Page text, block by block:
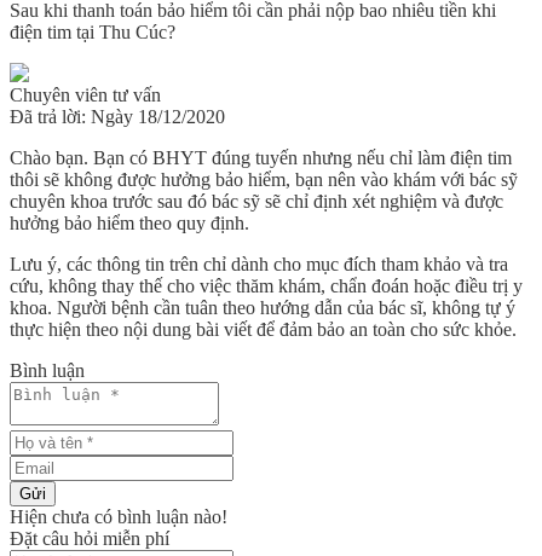
Sau khi thanh toán bảo hiểm tôi cần phải nộp bao nhiêu tiền khi
điện tim tại Thu Cúc?
Chuyên viên tư vấn
Đã trả lời: Ngày 18/12/2020
Chào bạn. Bạn có BHYT đúng tuyến nhưng nếu chỉ làm điện tim
thôi sẽ không được hưởng bảo hiểm, bạn nên vào khám với bác sỹ
chuyên khoa trước sau đó bác sỹ sẽ chỉ định xét nghiệm và được
hưởng bảo hiểm theo quy định.
Lưu ý, các thông tin trên chỉ dành cho mục đích tham khảo và tra
cứu, không thay thế cho việc thăm khám, chẩn đoán hoặc điều trị y
khoa. Người bệnh cần tuân theo hướng dẫn của bác sĩ, không tự ý
thực hiện theo nội dung bài viết để đảm bảo an toàn cho sức khỏe.
Bình luận
Gửi
Hiện chưa có bình luận nào!
Đặt câu hỏi miễn phí